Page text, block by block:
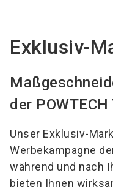
Exklusiv-
der
Unser Exklusiv-
Werbekampagne
während und nach
bieten Ihnen